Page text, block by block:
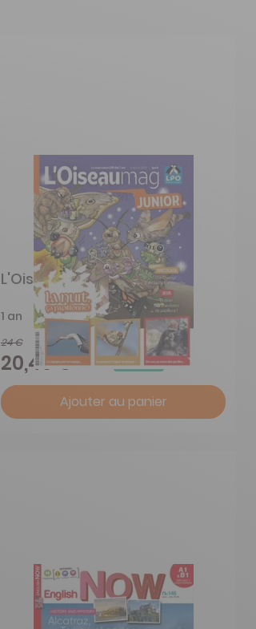
L'Oiseau Mag Junior
1 an
24 €
20,40 € -15%
Ajouter au panier